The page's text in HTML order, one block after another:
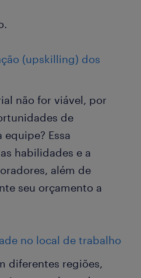
(upskilling) dos
não for viável, por
de
Essa
habilidades e a
além de
seu orçamento a
no local de trabalho
diferentes regiões,